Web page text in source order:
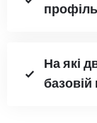
На які
базовій